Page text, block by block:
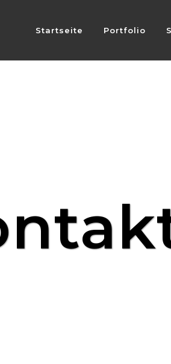
Startseite Portfolio